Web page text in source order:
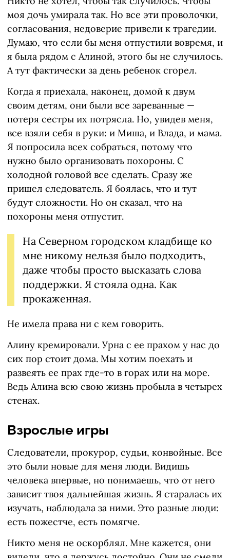
моя дочь умирала так. Но все эти проволочки,
согласования, недоверие привели к трагедии.
Думаю, что если бы меня отпустили вовремя, и
я была рядом с Алиной, этого бы не случилось.
А тут фактически за день ребенок сгорел.
Когда я приехала, наконец, домой к двум
своим детям, они были все зареванные —
потеря сестры их потрясла. Но, увидев меня,
все взяли себя в руки: и Миша, и Влада, и мама.
Я попросила всех собраться, потому что
нужно было организовать похороны. С
холодной головой все сделать. Сразу же
пришел следователь. Я боялась, что и тут
будут сложности. Но он сказал, что на
похороны меня отпустит.
На Северном городском кладбище ко
мне никому нельзя было подходить,
даже чтобы просто высказать слова
поддержки. Я стояла одна. Как
прокаженная.
Не имела права ни с кем говорить.
Алину кремировали. Урна с ее прахом у нас до
сих пор стоит дома. Мы хотим поехать и
развеять ее прах где-то в горах или на море.
Ведь Алина всю свою жизнь пробыла в четырех
стенах.
Взрослые игры
Следователи, прокурор, судьи, конвойные. Все
это были новые для меня люди. Видишь
человека впервые, но понимаешь, что от него
зависит твоя дальнейшая жизнь. Я старалась их
изучать, наблюдала за ними. Это разные люди:
есть пожестче, есть помягче.
Никто меня не оскорблял. Мне кажется, они